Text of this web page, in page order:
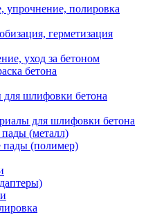
упрочнение, полировка
герметизация
уход за бетоном
бетона
для шлифовки бетона
для шлифовки бетона
(металл)
пады (полимер)